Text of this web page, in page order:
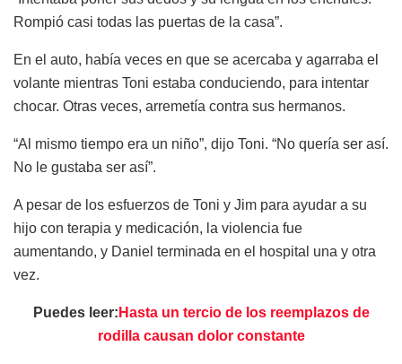
Rompió casi todas las puertas de la casa”.
En el auto, había veces en que se acercaba y agarraba el
volante mientras Toni estaba conduciendo, para intentar
chocar. Otras veces, arremetía contra sus hermanos.
“Al mismo tiempo era un niño”, dijo Toni. “No quería ser así.
No le gustaba ser así”.
A pesar de los esfuerzos de Toni y Jim para ayudar a su
hijo con terapia y medicación, la violencia fue
aumentando, y Daniel terminada en el hospital una y otra
vez.
Puedes leer: Hasta un tercio de los reemplazos de
rodilla causan dolor constante